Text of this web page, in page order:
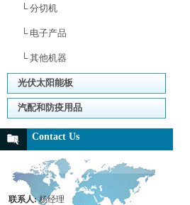
└ 分切机
└ 电子产品
└ 其他机器
光伏太阳能板
汽配和防疫用品
Contact Us
联系人:杨经理